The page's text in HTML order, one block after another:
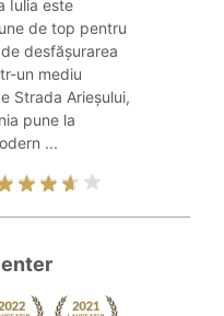
Iulia este
de top pentru
desfășurarea
un mediu
Strada Arieșului,
pune la
...